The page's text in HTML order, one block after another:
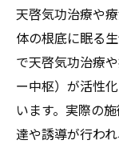
天啓気功治療や
体の根底に眠る
で天啓気功治療
ー中枢）が活性
います。実際の
達や誘導が行わ